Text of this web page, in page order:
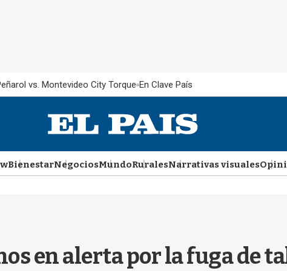
vs. Montevideo City Torque En Clave País
BienestarNegociosMundoRuralesNarrativas visuales
en alerta por la fuga de